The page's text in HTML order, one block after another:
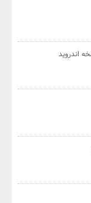
اندروید